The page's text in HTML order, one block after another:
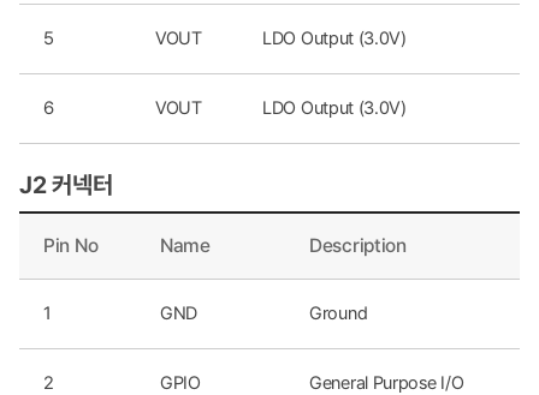
5 VOUT LDO Output (3.0V)
6 VOUT LDO Output (3.0V)
J2 커넥터
Pin No Name Description
1 GND Ground
2 GPIO General Purpose I/O